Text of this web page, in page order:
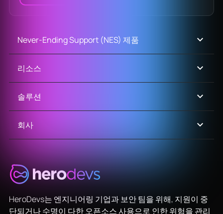
Never-Ending Support (NES) 제품
리소스
솔루션
회사
HeroDevs는 엔지니어링 기업과 보안 팀을 위해, 지원이 중
단되거나 수명이 다한 오픈소스 사용으로 인한 위험을 관리